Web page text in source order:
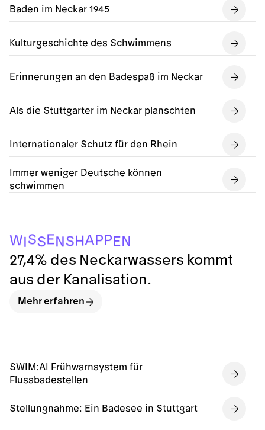
Baden im Neckar 1945
Kulturgeschichte des Schwimmens
Erinnerungen an den Badespaß im Neckar
Als die Stuttgarter im Neckar planschten
Internationaler Schutz für den Rhein
Immer weniger Deutsche können
schwimmen
SWIM:AI Frühwarnsystem für
Flussbadestellen
Stellungnahme: Ein Badesee in Stuttgart
WISSENSHAPPEN
27,4% des Neckarwassers kommt
aus der Kanalisation.
Mehr erfahren